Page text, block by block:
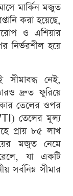
মার্কিন মজুত
করা হয়েছে,
ও এশিয়ার
নির্ভরশীল হয়ে
নেই,
দ্রুত ফুরিয়ে
তেলের ওপর
তেলের মূল্য
প্রায় ৮৫ লাখ
মজুত নেমে
যা একটি
সর্বনিম্ন সীমার